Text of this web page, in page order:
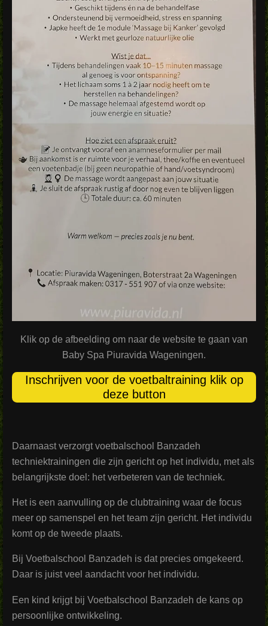
Klik op de afbeelding om naar de website te gaan van
Baby Spa Piuravida Wageningen.
Inschrijven voor de voetbaltraining klik op
deze button
Daarnaast verzorgt voetbalschool Banzadeh
techniektrainingen die zijn gericht op het individu, met als
belangrijkste doel: het verbeteren van de techniek.
Het is een aanvulling op de clubtraining waar de focus
meer op samenspel en het team zijn gericht. Het individu
komt op de tweede plaats.
Bij Voetbalschool Banzadeh is dat precies omgekeerd.
Daar is juist veel aandacht voor het individu.
Een kind krijgt bij Voetbalschool Banzadeh de kans op
persoonlijke ontwikkeling.